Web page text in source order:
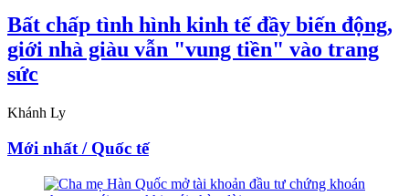
Bất chấp tình hình kinh tế đầy biến động,
giới nhà giàu vẫn "vung tiền" vào trang
sức
Khánh Ly
Mới nhất / Quốc tế